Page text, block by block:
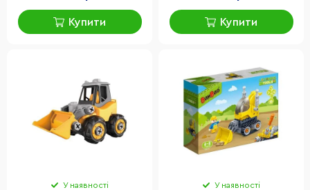
Купити Купити
У наявності У наявності